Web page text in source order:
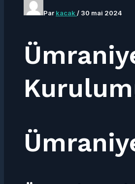
Par kacak / 30 mai 2024